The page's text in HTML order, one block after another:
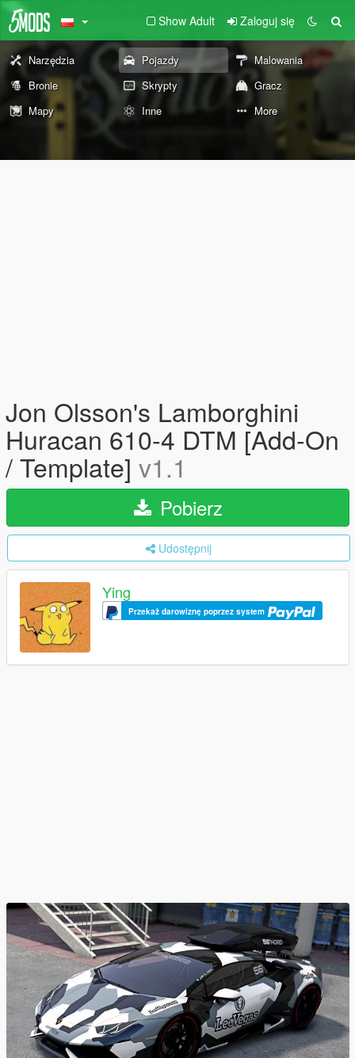
Show Adult Zaloguj się
Narzędzia Pojazdy
Malowania
Bronie
Skrypty
Gracz
Mapy
Inne More
Jon Olsson's Lamborghini
Huracan 610-4 DTM [Add-On
/ Template] v1.1
Pobierz
Udostępnij
Ying
Przekaż darowiznę poprzez system